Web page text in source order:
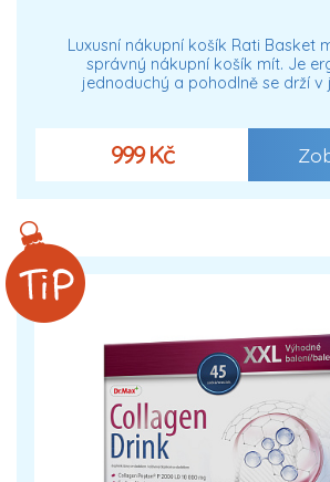
Luxusní nákupní košík Rati Basket
správný nákupní košík mít. Je
jednoduchý a pohodlně se drží v
999 Kč